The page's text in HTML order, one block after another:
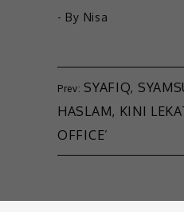
- By Nisa
SYAFIQ,
HASLAM, KINI
OFFICE’